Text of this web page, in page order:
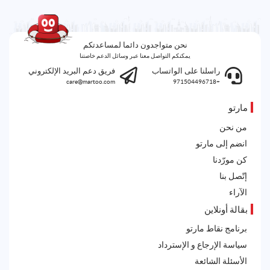
نحن متواجدون دائما لمساعدتكم
يمكنكم التواصل معنا عبر وسائل الدعم خاصتنا
راسلنا على الواتساب
+971504496718
فريق دعم البريد الإلكتروني
care@martoo.com
مارتو
من نحن
انضم إلى مارتو
كن مورّدنا
إتّصل بنا
الآراء
بقالة أونلاين
برنامج نقاط مارتو
سياسة الإرجاع و الإسترداد
الأسئلة الشائعة